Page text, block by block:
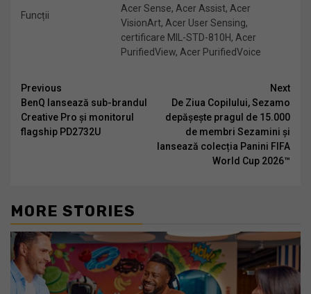
Funcții
Acer Sense, Acer Assist, Acer
VisionArt, Acer User Sensing,
certificare MIL-STD-810H, Acer
PurifiedView, Acer PurifiedVoice
Continue
Reading
Previous
BenQ lansează sub-brandul
Creative Pro și monitorul
flagship PD2732U
Next
De Ziua Copilului, Sezamo
depășește pragul de 15.000
de membri Sezamini și
lansează colecția Panini FIFA
World Cup 2026™
MORE STORIES